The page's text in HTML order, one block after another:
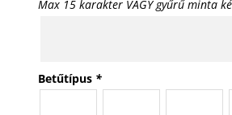
Max 15 karakter VAGY gyűrű minta
Betűtípus *